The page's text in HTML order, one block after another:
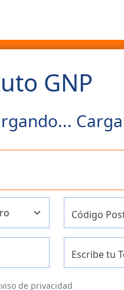
GNP
Código
Escribe tu
de privacidad